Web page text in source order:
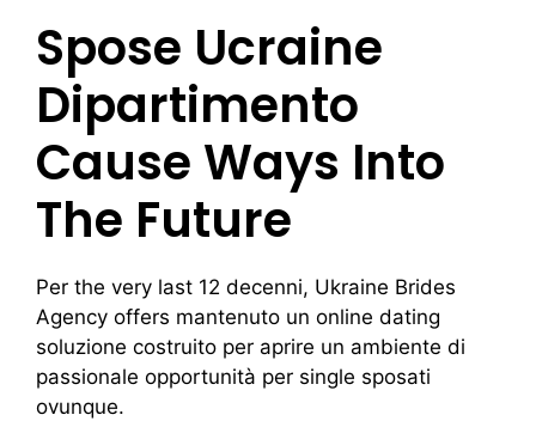
Spose Ucraine
Dipartimento
Cause Ways Into
The Future
Per the very last 12 decenni, Ukraine Brides
Agency offers mantenuto un online dating
soluzione costruito per aprire un ambiente di
passionale opportunità per single sposati
ovunque.